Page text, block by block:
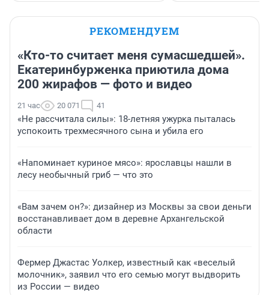
РЕКОМЕНДУЕМ
«Кто-то считает меня сумасшедшей».
Екатеринбурженка приютила дома
200 жирафов — фото и видео
21 час 20 071 41
«Не рассчитала силы»: 18-летняя ужурка пыталась
успокоить трехмесячного сына и убила его
«Напоминает куриное мясо»: ярославцы нашли в
лесу необычный гриб — что это
«Вам зачем он?»: дизайнер из Москвы за свои деньги
восстанавливает дом в деревне Архангельской
области
Фермер Джастас Уолкер, известный как «веселый
молочник», заявил что его семью могут выдворить
из России — видео